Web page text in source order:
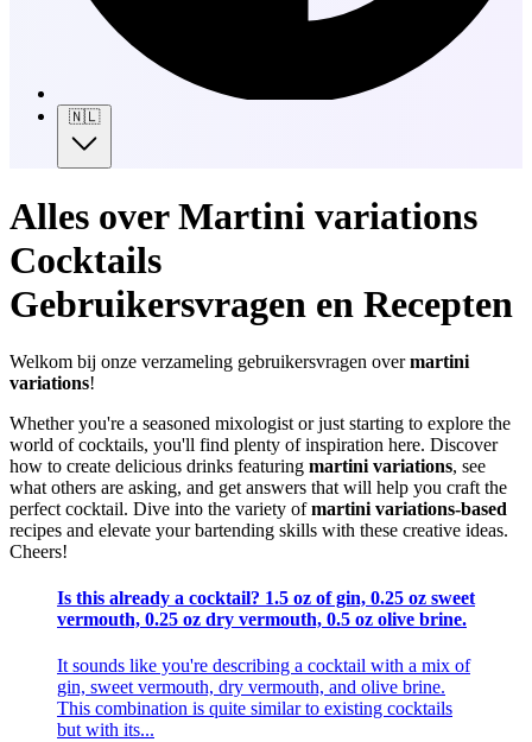
🇳🇱
Alles over Martini variations
Cocktails
Gebruikersvragen en Recepten
Welkom bij onze verzameling gebruikersvragen overmartini
variations!
Whether you're a seasoned mixologist or just starting to explore the
world of cocktails, you'll find plenty of inspiration here. Discover
how to create delicious drinks featuring martini variations, see
what others are asking, and get answers that will help you craft the
perfect cocktail. Dive into the variety ofmartini variations-based
recipes and elevate your bartending skills with these creative ideas.
Cheers!
Is this already a cocktail? 1.5 oz of gin, 0.25 oz sweet
vermouth, 0.25 oz dry vermouth, 0.5 oz olive brine.
It sounds like you're describing a cocktail with a mix of
gin, sweet vermouth, dry vermouth, and olive brine.
This combination is quite similar to existing cocktails
but with its...